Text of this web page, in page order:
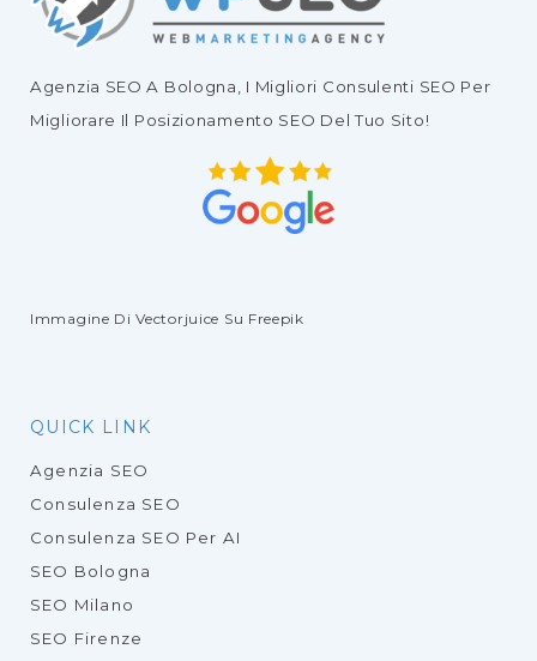
Agenzia SEO A Bologna, I Migliori Consulenti SEO Per
Migliorare Il Posizionamento SEO Del Tuo Sito!
Immagine Di Vectorjuice Su Freepik
QUICK LINK
Agenzia SEO
Consulenza SEO
Consulenza SEO Per AI
SEO Bologna
SEO Milano
SEO Firenze